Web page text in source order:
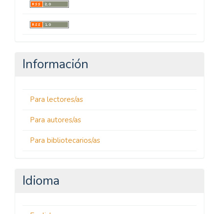
Información
Para lectores/as
Para autores/as
Para bibliotecarios/as
Idioma